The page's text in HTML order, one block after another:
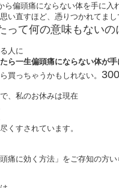
ら偏頭痛にならない体を手に入
い直すほど、憑りつかれてまし
って何の意味もないの
人に
ら一生偏頭痛にならない体が手
買っちゃうかもしれない。
、私のお休みは現在
くすされています。
痛に効く方法」をご存知の方い